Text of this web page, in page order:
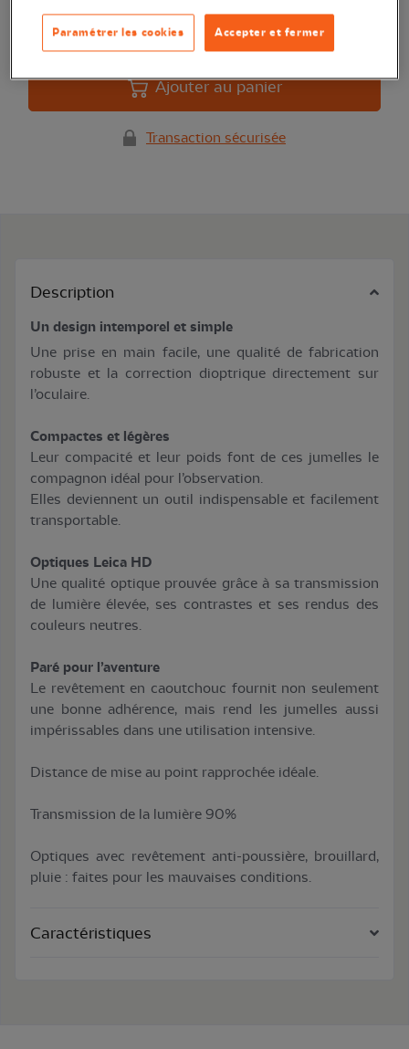
En stock
Ajouter au panier
Transaction sécurisée
Description
Un design intemporel et simple
Une prise en main facile, une qualité de fabrication
robuste et la correction dioptrique directement sur
l’oculaire.
Compactes et légères
Leur compacité et leur poids font de ces jumelles le
compagnon idéal pour l’observation.
Elles deviennent un outil indispensable et facilement
transportable.
Optiques Leica HD
Une qualité optique prouvée grâce à sa transmission
de lumière élevée, ses contrastes et ses rendus des
couleurs neutres.
Paré pour l’aventure
Le revêtement en caoutchouc fournit non seulement
une bonne adhérence, mais rend les jumelles aussi
impérissables dans une utilisation intensive.
Distance de mise au point rapprochée idéale.
Transmission de la lumière 90%
Optiques avec revêtement anti-poussière, brouillard,
pluie : faites pour les mauvaises conditions.
Caractéristiques
Accepter et fermer
Paramétrer les cookies